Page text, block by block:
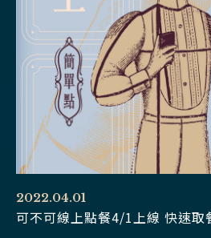
2022.04.01
可不可線上點餐4/1上線 快速取